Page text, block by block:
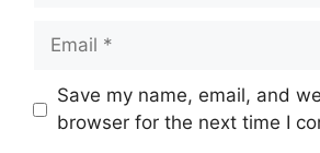
Email
Website
Save my name, email, and
browser for the next time I